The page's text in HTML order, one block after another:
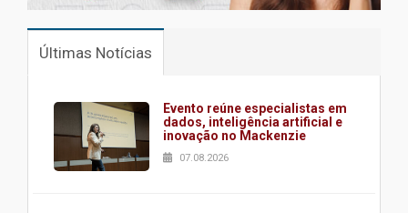
Últimas Notícias
Evento reúne especialistas em
dados, inteligência artificial e
inovação no Mackenzie
07.08.2026